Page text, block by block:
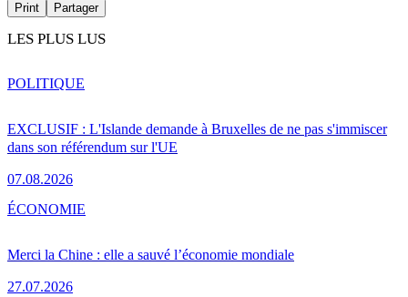
Print Partager
LES PLUS LUS
EXCLUSIF : L'Islande demande à Bruxelles de ne pas s'immiscer
dans son référendum sur l'UE
07.08.2026
POLITIQUE
Merci la Chine : elle a sauvé l’économie mondiale
27.07.2026
ÉCONOMIE